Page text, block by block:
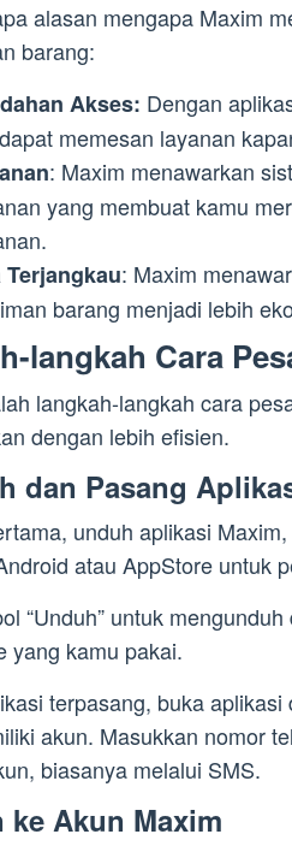
alasan mengapa Maxim
barang:
Akses: Dengan
memesan layanan
: Maxim menawarkan
yang membuat kamu
Terjangkau: Maxim
barang menjadi lebih
langkah Cara
langkah-langkah cara
dengan lebih efisien.
dan Pasang
unduh aplikasi
atau AppStore untuk
“Unduh” untuk
yang kamu pakai.
terpasang, buka
akun. Masukkan nomor
biasanya melalui SMS.
ke Akun Maxim